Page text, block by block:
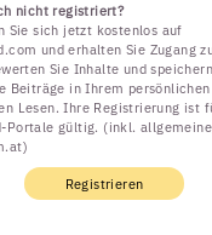
nicht registriert?
Sie sich jetzt kostenlos auf
und erhalten Sie Zugang
Sie Inhalte und
Beiträge in Ihrem
Lesen. Ihre Registrierung ist
Portale gültig. (inkl.
Registrieren